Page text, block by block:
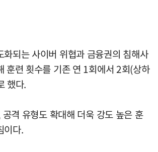
화되는 사이버 위협과 금융권의 침해사
훈련 횟수를 기존 연 1회에서 2회(상하
했다.
격 유형도 확대해 더욱 강도 높은 훈
이다.